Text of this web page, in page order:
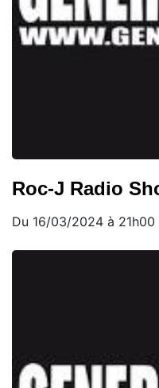
Roc-J Radio
Du 16/03/2024 à 21h00